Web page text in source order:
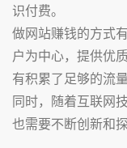
识付费。
做网站赚钱的方式
户为中心，提供优
有积累了足够的流
同时，随着互联网
也需要不断创新和